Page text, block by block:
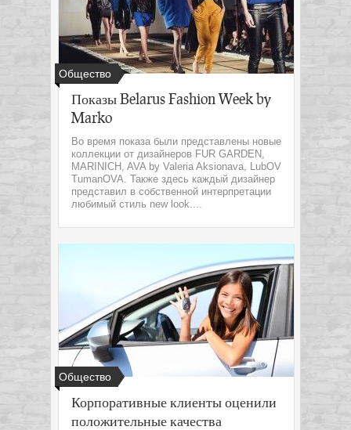
Общество
Показы Belarus Fashion Week by
Marko
Во время показа были представлены новые
коллекции от дизайнеров FUR GARDEN,
MARINICH, AVA by Valeria Aksionava, LubOV
TumanOVA. Также здесь каждый дизайнер
представил в собственной интерпретации
любимый стиль new look....
Общество
Корпоративные клиенты оценили
положительные качества